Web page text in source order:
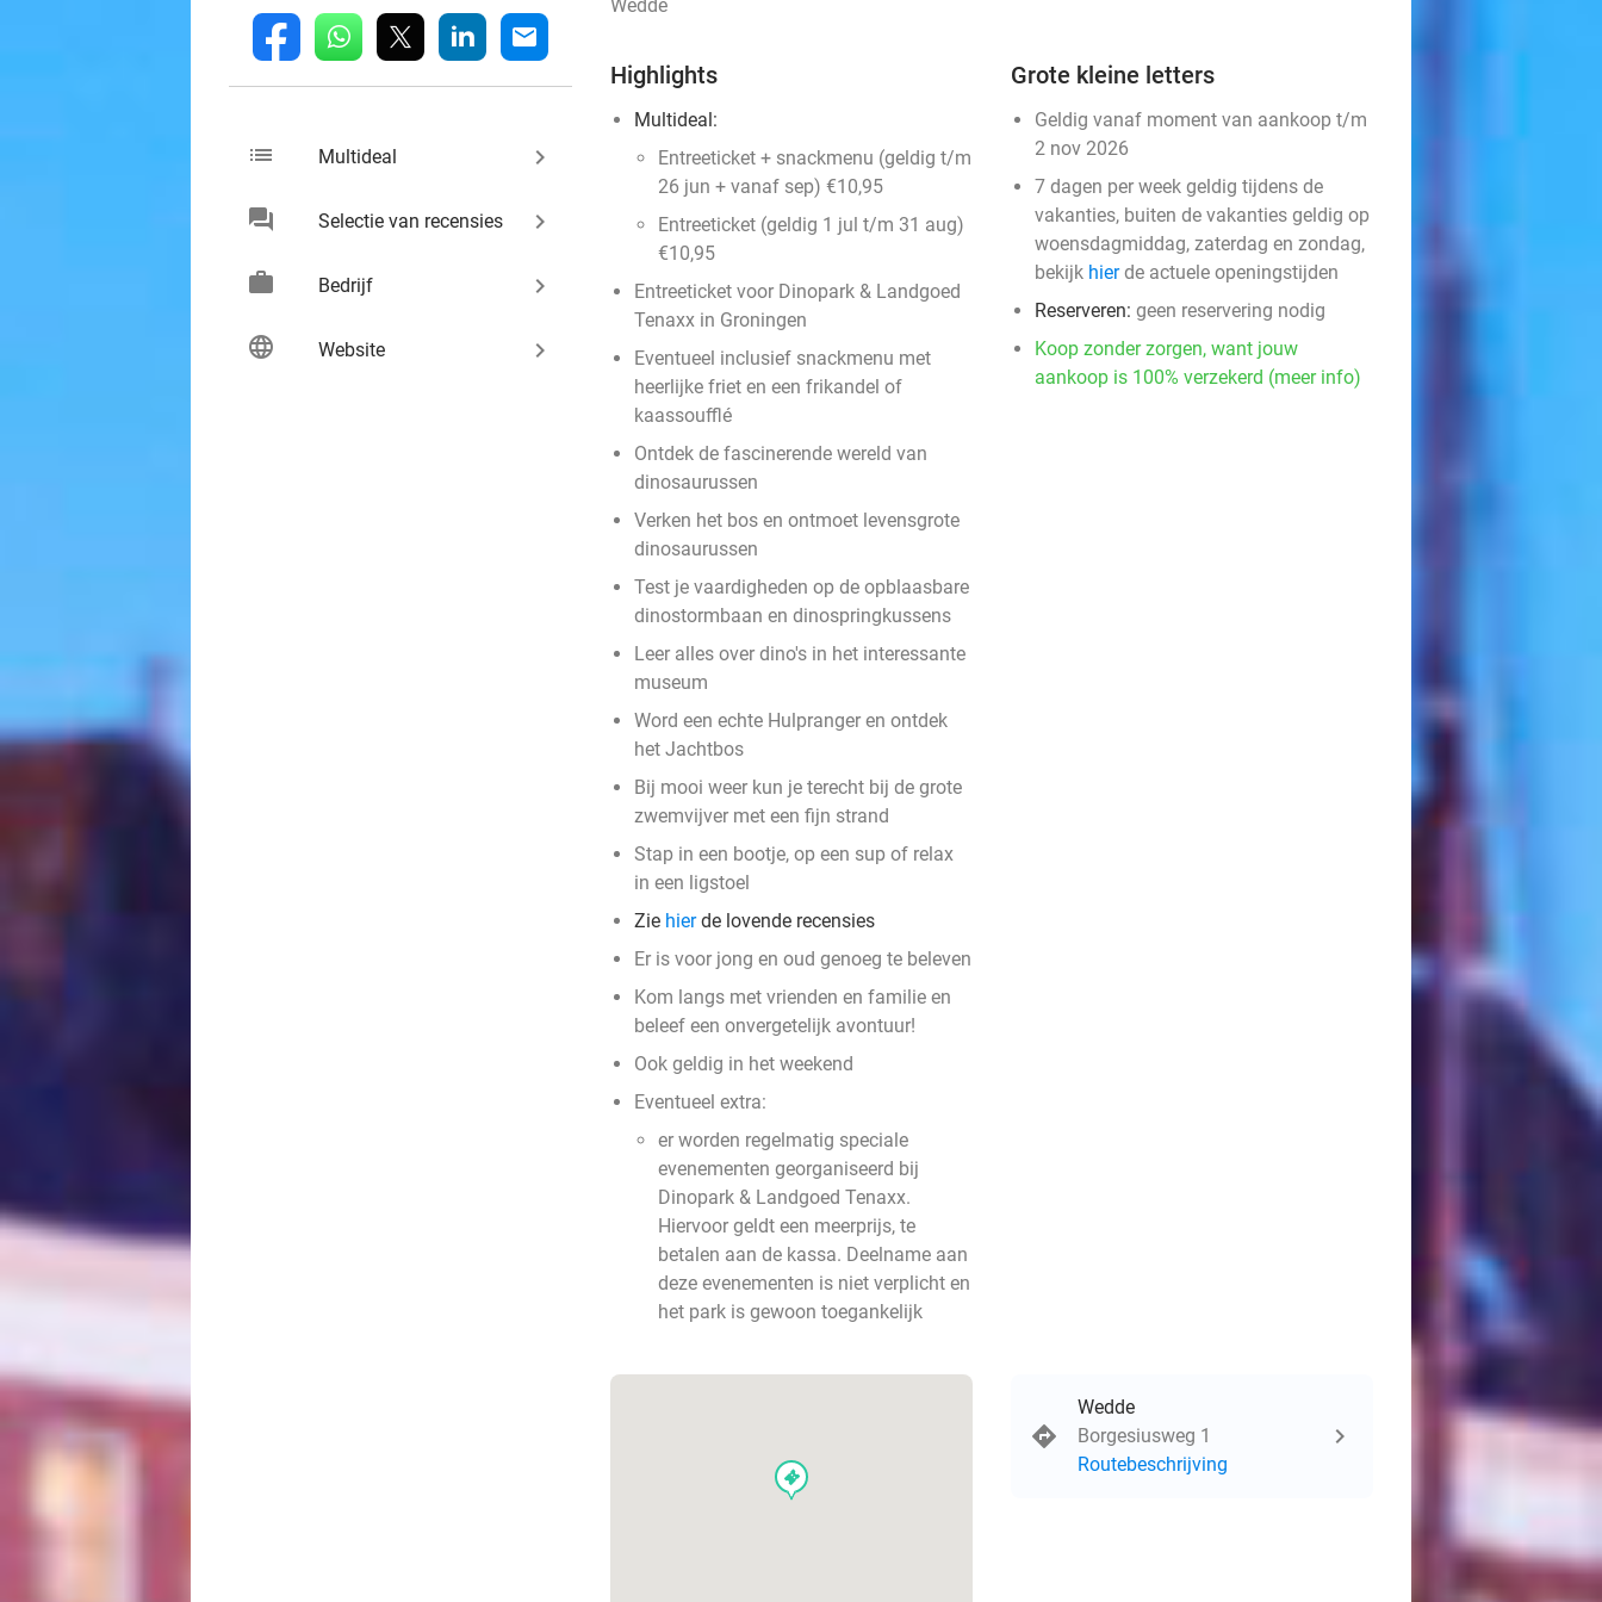
fb whatsapp linkedin mail
list Multideal keyboard_arrow_right
chat Selectie van recensies keyboard_arrow_right
work Bedrijf keyboard_arrow_right
language Website keyboard_arrow_right
Wedde
Highlights
Multideal:
Entreeticket + snackmenu (geldig t/m
26 jun + vanaf sep) €10,95
Entreeticket (geldig 1 jul t/m 31 aug)
€10,95
Entreeticket voor Dinopark & Landgoed
Tenaxx in Groningen
Eventueel inclusief snackmenu met
heerlijke friet en een frikandel of
kaassoufflé
Ontdek de fascinerende wereld van
dinosaurussen
Verken het bos en ontmoet levensgrote
dinosaurussen
Test je vaardigheden op de opblaasbare
dinostormbaan en dinospringkussens
Leer alles over dino's in het interessante
museum
Word een echte Hulpranger en ontdek
het Jachtbos
Bij mooi weer kun je terecht bij de grote
zwemvijver met een fijn strand
Stap in een bootje, op een sup of relax
in een ligstoel
Zie hierde lovende recensies
Er is voor jong en oud genoeg te beleven
Kom langs met vrienden en familie en
beleef een onvergetelijk avontuur!
Ook geldig in het weekend
Eventueel extra:
er worden regelmatig speciale
evenementen georganiseerd bij
Dinopark & Landgoed Tenaxx.
Hiervoor geldt een meerprijs, te
betalen aan de kassa. Deelname aan
deze evenementen is niet verplicht en
het park is gewoon toegankelijk
Grote kleine letters
Geldig vanaf moment van aankoop t/m
2 nov 2026
7 dagen per week geldig tijdens de
vakanties, buiten de vakanties geldig op
woensdagmiddag, zaterdag en zondag,
bekijk hierde actuele openingstijden
Reserveren: geen reservering nodig
Koop zonder zorgen, want jouw
aankoop is 100% verzekerd (meer info)
events
Wedde
Borgesiusweg 1
Routebeschrijving